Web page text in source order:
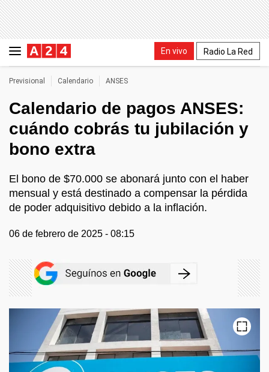
En vivo Radio La Red
Previsional Calendario ANSES
Calendario de pagos ANSES:
cuándo cobrás tu jubilación y
bono extra
El bono de $70.000 se abonará junto con el haber
mensual y está destinado a compensar la pérdida
de poder adquisitivo debido a la inflación.
06 de febrero de 2025 - 08:15